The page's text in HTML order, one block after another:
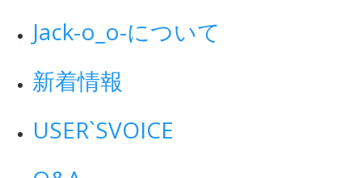
Jack-o_o-について
新着情報
USER`SVOICE